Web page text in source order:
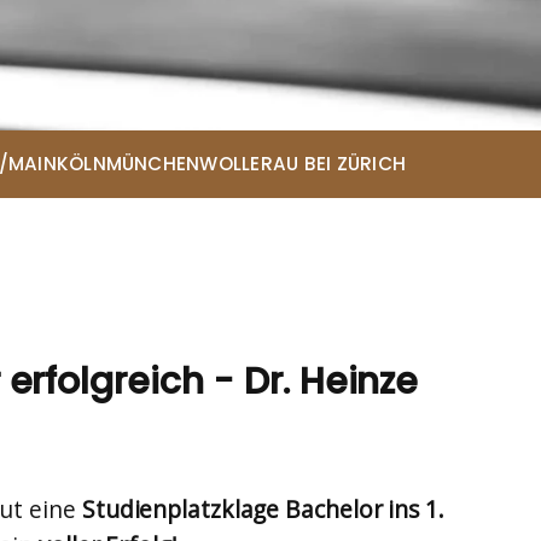
MAINKÖLNMÜNCHENWOLLERAU BEI ZÜRICH
- Dr. Heinze
eine Studienplatzklage Bachelor ins 1.